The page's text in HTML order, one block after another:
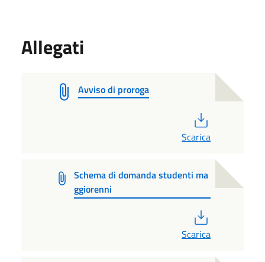
Allegati
Avviso di proroga
Scarica
Schema di domanda studenti ma
ggiorenni
Scarica